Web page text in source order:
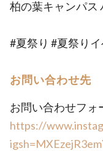
柏の葉キャンパス
#夏祭り #夏祭りイ
お問い合わせ先
お問い合わせフォ
https://